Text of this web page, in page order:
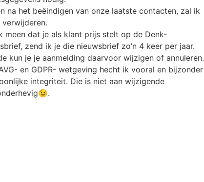
na het beëindigen van onze laatste contacten, zal ik
verwijderen.
meen dat je als klant prijs stelt op de Denk-
zend ik je die nieuwsbrief zo’n 4 keer per jaar.
kun je je aanmelding daarvoor wijzigen of annuleren.
en GDPR- wetgeving hecht ik vooral en bijzonder
integriteit. Die is niet aan wijzigende